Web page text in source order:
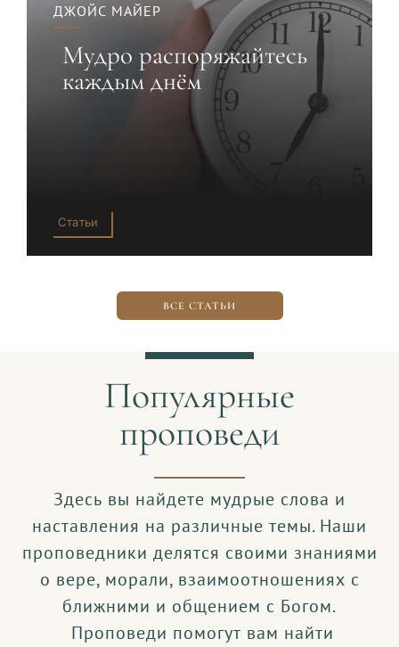
ДЖОЙС МАЙЕР
Мудро распоряжайтесь
каждым днём
Статьи
ВСЕ СТАТЬИ
Популярные
проповеди
Здесь вы найдете мудрые слова и
наставления на различные темы. Наши
проповедники делятся своими знаниями
о вере, морали, взаимоотношениях с
ближними и общением с Богом.
Проповеди помогут вам найти